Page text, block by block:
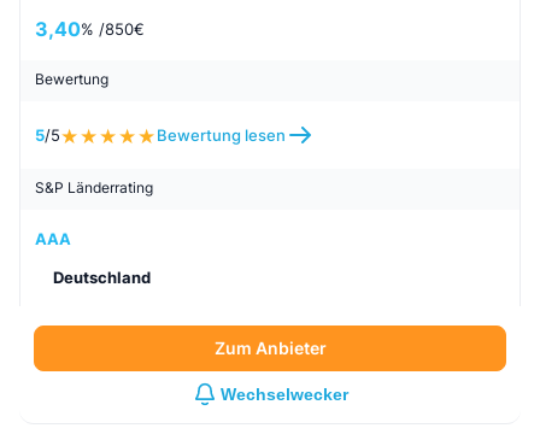
3,40% /850€
Bewertung
5/5 Bewertung lesen
S&P Länderrating
AAA
Deutschland
Zum Anbieter
Wechselwecker